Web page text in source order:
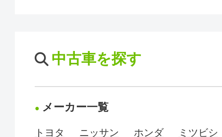
中古車を探す
メーカー一覧
トヨタ ニッサン ホンダ
ミツビシ